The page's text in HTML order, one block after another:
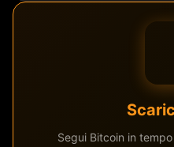
Segui Bitcoin in